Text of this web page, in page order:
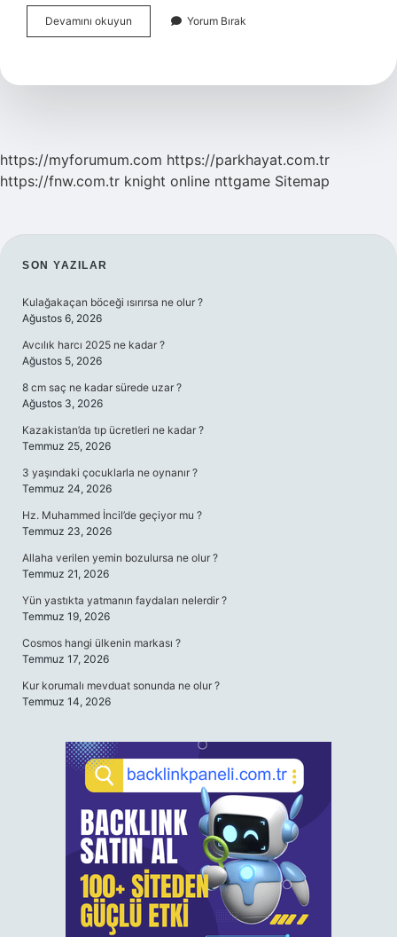
Devamını okuyun
Gri
Mı
Yorum Bırak
https://myforumum.com https://parkhayat.com.tr
https://fnw.com.tr knight online nttgame Sitemap
SIDEBAR
SON YAZILAR
Kulağakaçan böceği ısırırsa ne olur ?
Ağustos 6, 2026
Avcılık harcı 2025 ne kadar ?
Ağustos 5, 2026
8 cm saç ne kadar sürede uzar ?
Ağustos 3, 2026
Kazakistan’da tıp ücretleri ne kadar ?
Temmuz 25, 2026
3 yaşındaki çocuklarla ne oynanır ?
Temmuz 24, 2026
Hz. Muhammed İncil’de geçiyor mu ?
Temmuz 23, 2026
Allaha verilen yemin bozulursa ne olur ?
Temmuz 21, 2026
Yün yastıkta yatmanın faydaları nelerdir ?
Temmuz 19, 2026
Cosmos hangi ülkenin markası ?
Temmuz 17, 2026
Kur korumalı mevduat sonunda ne olur ?
Temmuz 14, 2026